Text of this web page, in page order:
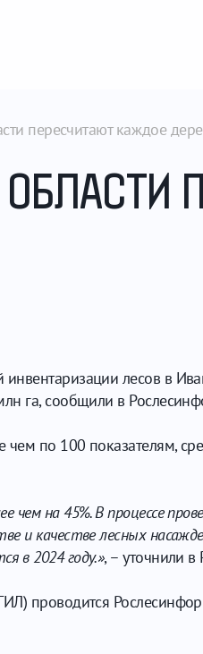
пересчитают каждое
лесов в
га, сообщили в
по 100 показателям,
чем на 45%. В процессе
и качестве лесных
в 2024 году.», – уточнили в
проводится